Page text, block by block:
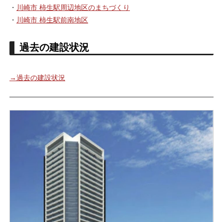
・ 川崎市 柿生駅周辺地区のまちづくり
・ 川崎市 柿生駅前南地区
過去の建設状況
→過去の建設状況